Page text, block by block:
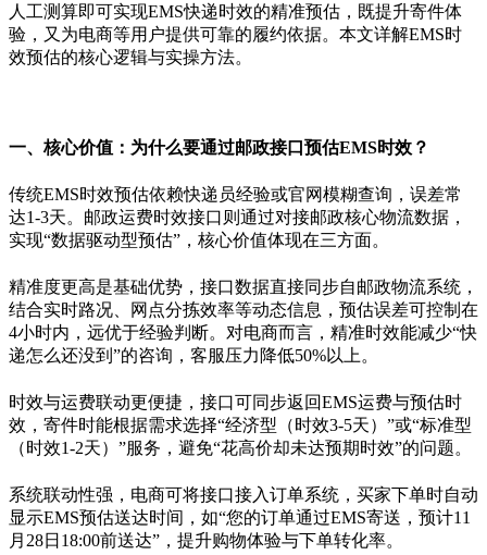
人工测算即可实现EMS快递时效的精准预估，既提升寄件体
验，又为电商等用户提供可靠的履约依据。本文详解EMS时
效预估的核心逻辑与实操方法。
一、核心价值：为什么要通过邮政接口预估EMS时效？
传统EMS时效预估依赖快递员经验或官网模糊查询，误差常
达1-3天。邮政运费时效接口则通过对接邮政核心物流数据，
实现“数据驱动型预估” ，核心价值体现在三方面。
精准度更高是基础优势，接口数据直接同步自邮政物流系统，
结合实时路况、网点分拣效率等动态信息，预估误差可控制在
4小时内，远优于经验判断。对电商而言，精准时效能减少“快
递怎么还没到 ”的咨询，客服压力降低50%以上。
时效与运费联动更便捷，接口可同步返回EMS运费与预估时
效，寄件时能根据需求选择“经济型（时效3-5天） ”或“标准型
（时效1-2天） ”服务，避免“花高价却未达预期时效”的问题。
系统联动性强，电商可将接口接入订单系统，买家下单时自动
显示EMS预估送达时间，如“您的订单通过EMS寄送，预计11
月 28日 18:00前送达” ，提升购物体验与下单转化率。